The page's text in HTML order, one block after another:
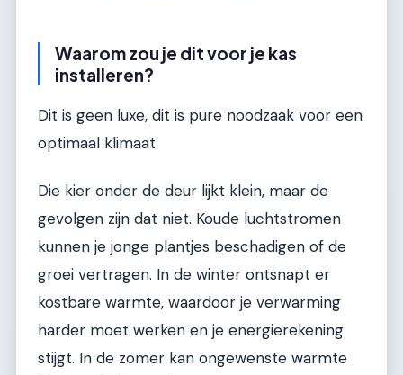
Waarom zou je dit voor je kas
installeren?
Dit is geen luxe, dit is pure noodzaak voor een
optimaal klimaat.
Die kier onder de deur lijkt klein, maar de
gevolgen zijn dat niet. Koude luchtstromen
kunnen je jonge plantjes beschadigen of de
groei vertragen. In de winter ontsnapt er
kostbare warmte, waardoor je verwarming
harder moet werken en je energierekening
stijgt. In de zomer kan ongewenste warmte